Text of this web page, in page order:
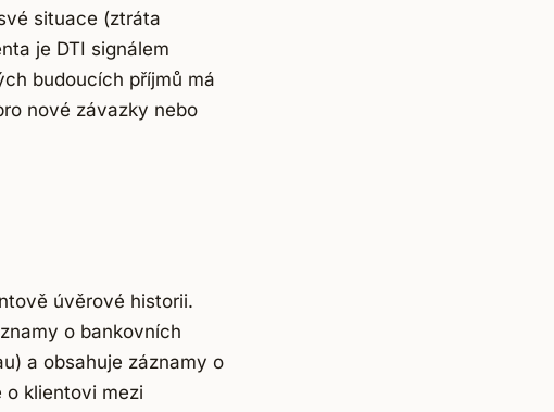
situace (ztráta
je DTI signálem
budoucích příjmů má
nové závazky nebo
úvěrové historii.
o bankovních
a obsahuje záznamy o
o klientovi mezi